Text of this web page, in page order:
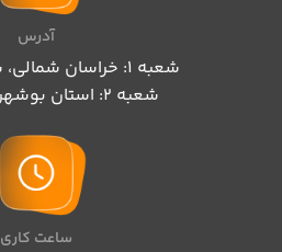
آدرس
شعبه 1: خراسان شمالی، شهرستان گرمه
شعبه 2: استان بوشهر، بندر گناوه
ساعت کاری